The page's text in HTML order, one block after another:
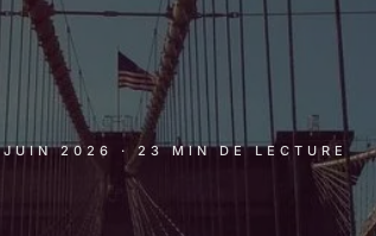
2026 · 23 MIN DE LECTURE